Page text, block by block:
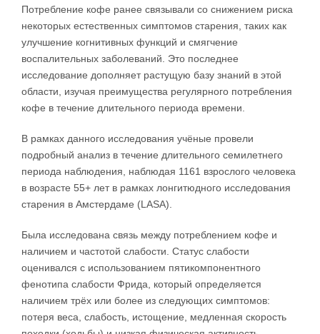
Потребление кофе ранее связывали со снижением риска
некоторых естественных симптомов старения, таких как
улучшение когнитивных функций и смягчение
воспалительных заболеваний. Это последнее
исследование дополняет растущую базу знаний в этой
области, изучая преимущества регулярного потребления
кофе в течение длительного периода времени.
В рамках данного исследования учёные провели
подробный анализ в течение длительного семилетнего
периода наблюдения, наблюдая 1161 взрослого человека
в возрасте 55+ лет в рамках лонгитюдного исследования
старения в Амстердаме (LASA).
Была исследована связь между потреблением кофе и
наличием и частотой слабости. Статус слабости
оценивался с использованием пятикомпонентного
фенотипа слабости Фрида, который определяется
наличием трёх или более из следующих симптомов:
потеря веса, слабость, истощение, медленная скорость